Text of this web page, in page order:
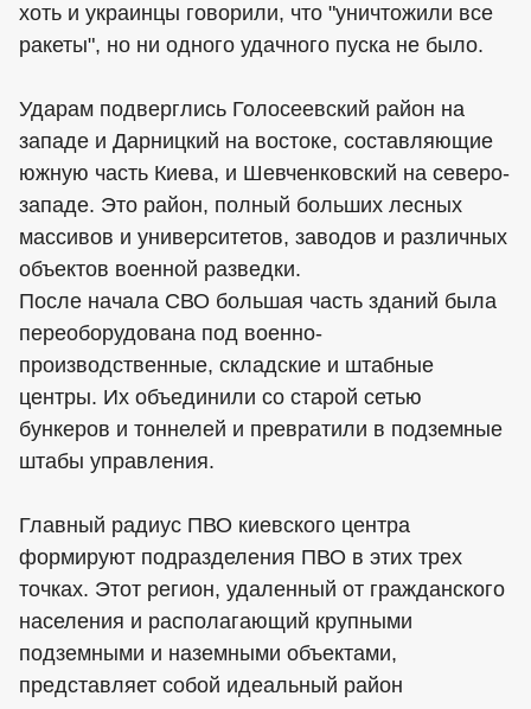
хоть и украинцы говорили, что "уничтожили все
ракеты", но ни одного удачного пуска не было.
Ударам подверглись Голосеевский район на
западе и Дарницкий на востоке, составляющие
южную часть Киева, и Шевченковский на северо-
западе. Это район, полный больших лесных
массивов и университетов, заводов и различных
объектов военной разведки.
После начала СВО большая часть зданий была
переоборудована под военно-
производственные, складские и штабные
центры. Их объединили со старой сетью
бункеров и тоннелей и превратили в подземные
штабы управления.
Главный радиус ПВО киевского центра
формируют подразделения ПВО в этих трех
точках. Этот регион, удаленный от гражданского
населения и располагающий крупными
подземными и наземными объектами,
представляет собой идеальный район